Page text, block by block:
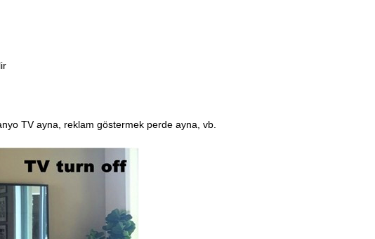
TV ayna, reklam göstermek perde ayna, vb.